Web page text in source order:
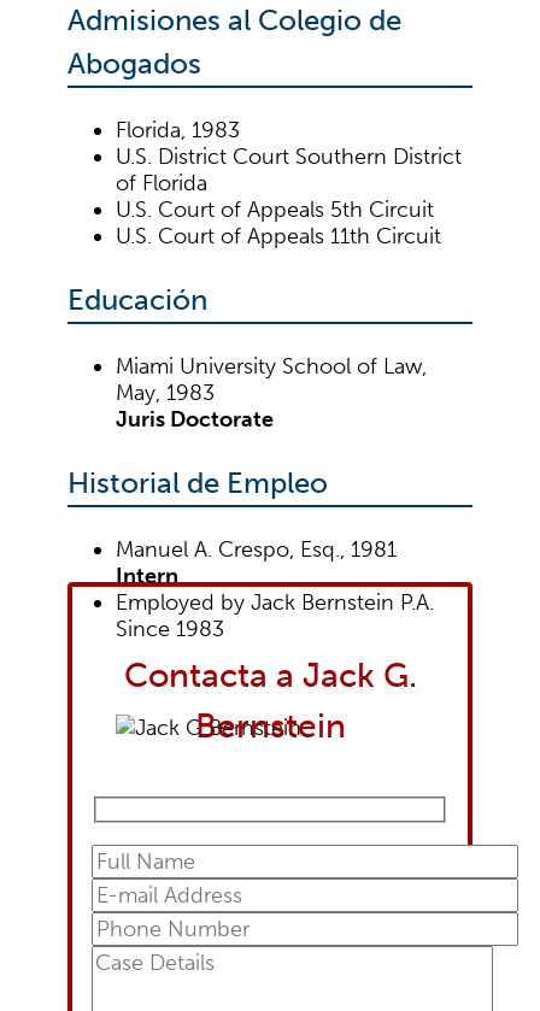
Admisiones al Colegio de
Abogados
Florida, 1983
U.S. District Court Southern District
of Florida
U.S. Court of Appeals 5th Circuit
U.S. Court of Appeals 11th Circuit
Educación
Miami University School of Law,
May, 1983
Juris Doctorate
Historial de Empleo
Manuel A. Crespo, Esq., 1981
Intern
Employed by Jack Bernstein P.A.
Since 1983
Contacta a Jack G.
Bernstein